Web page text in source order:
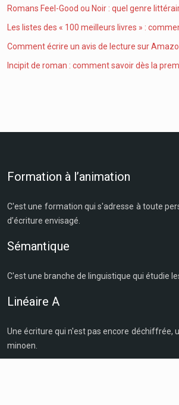
Romans Feel-Good ou Noir : quel genre
Les listes des « 100 meilleurs livres » :
Comment écrire un avis de lecture sur
Incipit de roman : comment savoir dès la
Formation à l’animation
C'est une formation qui s'adresse à toute
d’écriture envisagé.
Sémantique
C'est une branche de linguistique qui étudie
Linéaire A
Une écriture qui n'est pas encore déchiffrée,
minoen.